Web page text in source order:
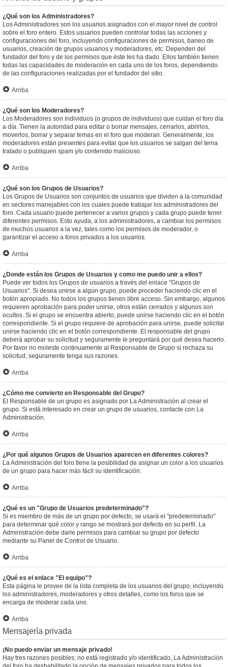
¿Qué son los Administradores?
Los Administradores son los usuarios asignados con el mayor nivel de control
sobre el foro entero. Estos usuarios pueden controlar todas las acciones y
configuraciones del foro, incluyendo configuraciones de permisos, baneo de
usuarios, creación de grupos usuarios y moderadores, etc. Dependen del
fundador del foro y de los permisos que éste les ha dado. Ellos también tienen
todas las capacidades de moderación en cada uno de los foros, dependiendo
de las configuraciones realizadas por el fundador del sitio.
Arriba
¿Qué son los Moderadores?
Los Moderadores son individuos (o grupos de individuos) que cuidan el foro día
a día. Tienen la autoridad para editar o borrar mensajes, cerrarlos, abrirlos,
moverlos, borrar y separar temas en el foro que moderan. Generalmente, los
moderadores están presentes para evitar que los usuarios se salgan del tema
tratado o publiquen spam y/o contenido malicioso.
Arriba
¿Qué son los Grupos de Usuarios?
Los Grupos de Usuarios son conjuntos de usuarios que dividen a la comunidad
en sectores manejables con los cuales puede trabajar los administradores del
foro. Cada usuario puede pertenecer a varios grupos y cada grupo puede tener
diferentes permisos. Esto ayuda, a los administradores, a cambiar los permisos
de muchos usuarios a la vez, tales como los permisos de moderador, o
garantizar el acceso a foros privados a los usuarios.
Arriba
¿Donde están los Grupos de Usuarios y como me puedo unir a ellos?
Puede ver todos los Grupos de usuarios a través del enlace "Grupos de
Usuarios". Si desea unirse a algún grupo, puede proceder haciendo clic en el
botón apropiado. No todos los grupos tienen libre acceso. Sin embargo, algunos
requieren aprobación para poder unirse, otros están cerrados y algunos son
ocultos. Si el grupo se encuentra abierto, puede unirse haciendo clic en el botón
correspondiente. Si el grupo requiere de aprobación para unirse, puede solicitar
unirse haciendo clic en el botón correspondiente. El responsable del grupo
deberá aprobar su solicitud y seguramente le preguntará por qué desea hacerlo.
Por favor no moleste continuamente al Responsable de Grupo si rechaza su
solicitud; seguramente tenga sus razones.
Arriba
¿Cómo me convierto en Responsable del Grupo?
El Responsable de un grupo es asignado por La Administración al crear el
grupo. Si está interesado en crear un grupo de usuarios, contacte con La
Administración.
Arriba
¿Por qué algunos Grupos de Usuarios aparecen en diferentes colores?
La Administración del foro tiene la posibilidad de asignar un color a los usuarios
de un grupo para hacer más fácil su identificación.
Arriba
¿Qué es un "Grupo de Usuarios predeterminado"?
Si es miembro de más de un grupo por defecto, se usará el "predeterminado"
para determinar qué color y rango se mostrará por defecto en su perfil. La
Administración debe darle permisos para cambiar su grupo por defecto
mediante su Panel de Control de Usuario.
Arriba
¿Qué es el enlace "El equipo"?
Esta página le provee de la lista completa de los usuarios del grupo, incluyendo
los administradores, moderadores y otros detalles, como los foros que se
encarga de moderar cada uno.
Arriba
Mensajería privada
¡No puedo enviar un mensaje privado!
Hay tres razones posibles; no está registrado y/o identificado, La Administración